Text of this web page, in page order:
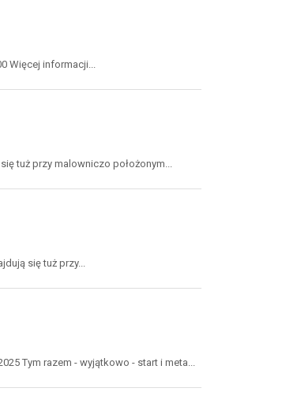
Więcej informacji...
tuż przy malowniczo położonym...
się tuż przy...
Tym razem - wyjątkowo - start i meta...